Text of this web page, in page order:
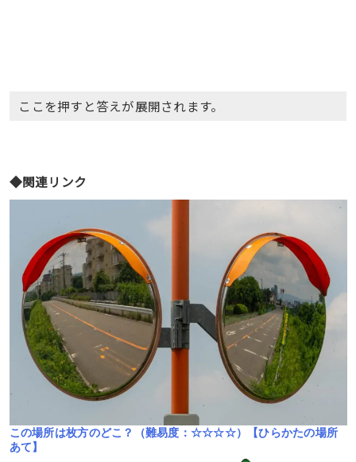
ここを押すと答えが展開されます。
◆関連リンク
この場所は枚方のどこ？（難易度：☆☆☆☆）【ひらかたの場所
あて】